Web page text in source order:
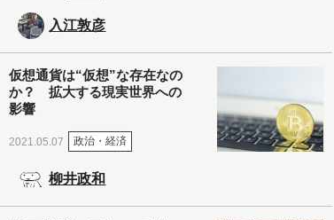
入江敦彦
仮想通貨は“仮想”な存在なの
か？ 拡大する現実世界への
影響
2021.05.07 政治・経済
柳井政和